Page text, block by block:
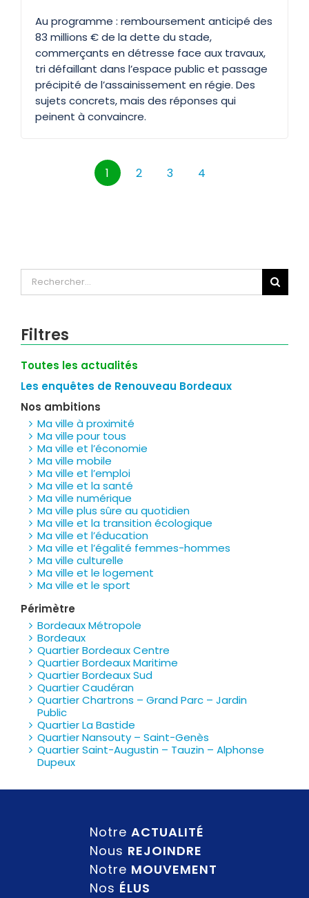
Au programme : remboursement anticipé des
83 millions € de la dette du stade,
commerçants en détresse face aux travaux,
tri défaillant dans l’espace public et passage
précipité de l’assainissement en régie. Des
sujets concrets, mais des réponses qui
peinent à convaincre.
1 2 3 4
Rechercher:
Filtres
Toutes les actualités
Les enquêtes de Renouveau Bordeaux
Nos ambitions
Ma ville à proximité
Ma ville pour tous
Ma ville et l’économie
Ma ville mobile
Ma ville et l’emploi
Ma ville et la santé
Ma ville numérique
Ma ville plus sûre au quotidien
Ma ville et la transition écologique
Ma ville et l’éducation
Ma ville et l’égalité femmes-hommes
Ma ville culturelle
Ma ville et le logement
Ma ville et le sport
Périmètre
Bordeaux Métropole
Bordeaux
Quartier Bordeaux Centre
Quartier Bordeaux Maritime
Quartier Bordeaux Sud
Quartier Caudéran
Quartier Chartrons – Grand Parc – Jardin
Public
Quartier La Bastide
Quartier Nansouty – Saint-Genès
Quartier Saint-Augustin – Tauzin – Alphonse
Dupeux
Notre ACTUALITÉ
Nous REJOINDRE
Notre MOUVEMENT
Nos ÉLUS